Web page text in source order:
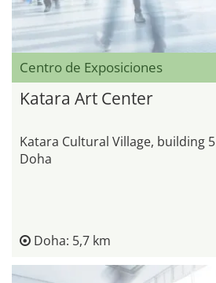
Centro de Exposiciones
Katara Art Center
Katara Cultural Village, building 5
Doha
Doha: 5,7 km